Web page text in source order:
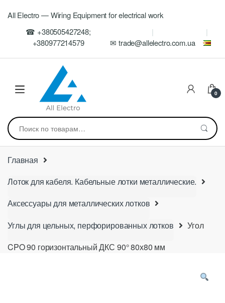
navigation
All Electro — Wiring Equipment for electrical work
☎ +380505427248;
+380977214579
✉ trade@allelectro.com.ua
0
Искать:
Главная
Лоток для кабеля. Кабельные лотки металлические.
Аксессуары для металлических лотков
Углы для цельных, перфорированных лотков
Угол
CPO 90 горизонтальный ДКС 90° 80х80 мм